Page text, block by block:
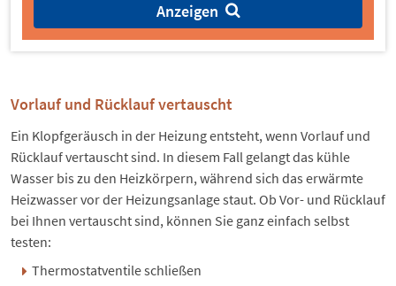
Anzeigen
Vorlauf und Rücklauf vertauscht
Ein Klopfgeräusch in der Heizung entsteht, wenn Vorlauf und
Rücklauf vertauscht sind. In diesem Fall gelangt das kühle
Wasser bis zu den Heizkörpern, während sich das erwärmte
Heizwasser vor der Heizungsanlage staut. Ob Vor- und Rücklauf
bei Ihnen vertauscht sind, können Sie ganz einfach selbst
testen:
Thermostatventile schließen